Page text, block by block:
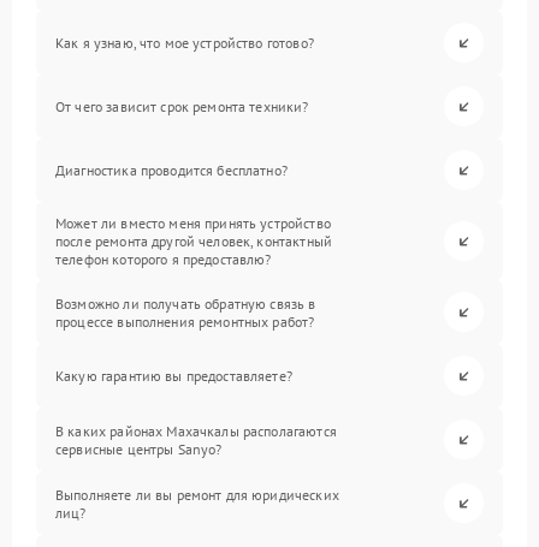
Как я узнаю, что мое устройство готово?
От чего зависит срок ремонта техники?
Диагностика проводится бесплатно?
Может ли вместо меня принять устройство
после ремонта другой человек, контактный
телефон которого я предоставлю?
Возможно ли получать обратную связь в
процессе выполнения ремонтных работ?
Какую гарантию вы предоставляете?
В каких районах Махачкалы располагаются
сервисные центры Sanyo?
Выполняете ли вы ремонт для юридических
лиц?